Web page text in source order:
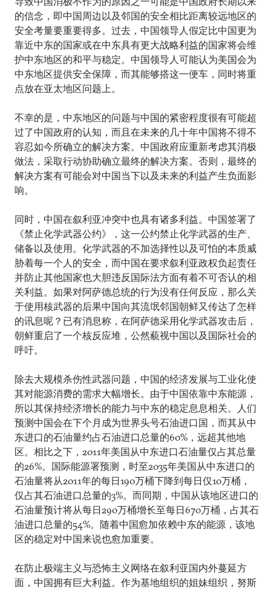
的信念，即中国周边以及邻国的安全相比距离较远地区的
安全考量要重要得多。过去，中国领导人假定比中国更为
靠近中东的国家或在中东具有更大战略利益的国家将会维
护中东地区的和平与稳定。中国领导人可能认为美国会为
中东地区提供安全保障，而其能够搭这一便车，同时将重
点放在亚太地区问题上。
不幸的是，中东地区的问题与中国的紧密程度很有可能超
过了中国政府的认知，而且在未来的几十年中国将不得不
容忍如今所确立的解决方案。中国政府应重新考虑其消极
做法，采取行动协助确立最终的解决方案。否则，最终的
解决方案有可能会对中国当下以及未来的利益产生负面影
响。
同时，中国在叙利亚冲突中也具有诸多利益。中国签署了
《禁止化学武器公约》，这一公约禁止化学武器的生产、
储备以及使用。化学武器的不加选择性以及可怕的本质威
胁着每一个人的安全，而中国在要求叙利亚政权负起责任
并防止其他国家也大胆违反国际法方面有着不可否认的相
关利益。如果对阿萨德总统的行为没有任何反应，那么关
于使用核武器的后果中国向其流氓邻国朝鲜又传达了怎样
的讯息呢？已有消息称，在阿萨德采用化学武器攻击后，
朝鲜重启了一个核反应堆，公然藐视中国以及国际社会的
呼吁。
除去大规模杀伤性武器问题，中国的经济发展与工业化使
其对能源消费的需求大幅增长。由于中国依靠中东能源，
所以其保持经济增长的能力与中东的稳定息息相关。人们
预测中国会在下个月成为世界头号石油进口国，而其从中
东进口的石油量约占石油进口总量的60%，远超其他地
区。相比之下，2011年美国从中东进口石油量仅占其总量
的26%。国际能源署预测，时至2035年美国从中东进口的
石油量将从2011年的每日190万桶下降到每日仅10万桶，
仅占其石油进口总量的3%。而同期，中国从该地区进口的
石油量预计将从每日290万桶增长至每日670万桶，占其石
油进口总量的54%。随着中国愈加依赖中东的能源，该地
区的稳定对中国来说也愈加重要。
在防止极端主义与恐怖主义网络在叙利亚国内外蔓延方
面，中国拥有巨大利益。作为基地组织的姐妹组织，努斯